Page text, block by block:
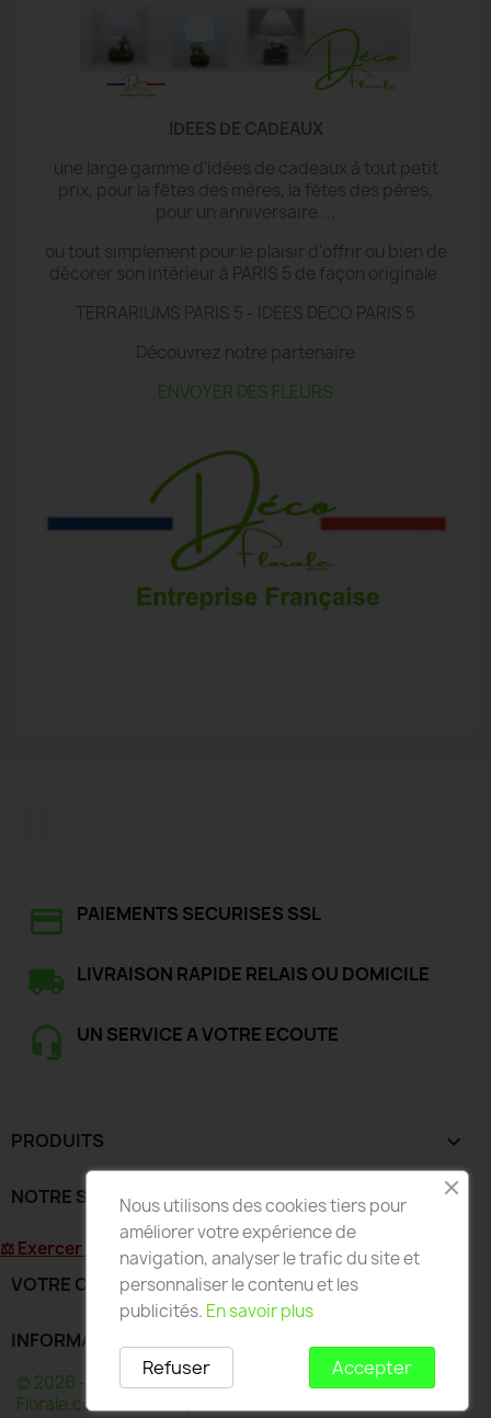
IDEES DE CADEAUX
une large gamme d'idées de cadeaux à tout petit
prix, pour la fêtes des mères, la fêtes des pères,
pour un anniversaire....
ou tout simplement pour le plaisir d'offrir ou bien de
décorer son intérieur à PARIS 5 de façon originale.
TERRARIUMS PARIS 5 - IDEES DECO PARIS 5
Découvrez notre partenaire
ENVOYER DES FLEURS
PAIEMENTS SECURISES SSL
LIVRAISON RAPIDE RELAIS OU DOMICILE
UN SERVICE A VOTRE ECOUTE
PRODUITS 
NOTRE SOCIÉTÉ 
⚖ Exercer mon droit de rétractation
VOTRE COMPTE
INFORMATIONS
© 2026 - Développé par Wess France pour Deco-
Florale.com - Toute reproduction interdite
Nous utilisons des cookies tiers pour
améliorer votre expérience de
navigation, analyser le trafic du site et
personnaliser le contenu et les
publicités. En savoir plus
Accepter
Refuser